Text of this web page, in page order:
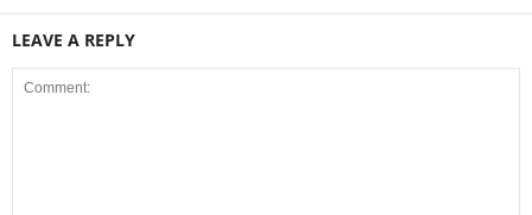
LEAVE A REPLY